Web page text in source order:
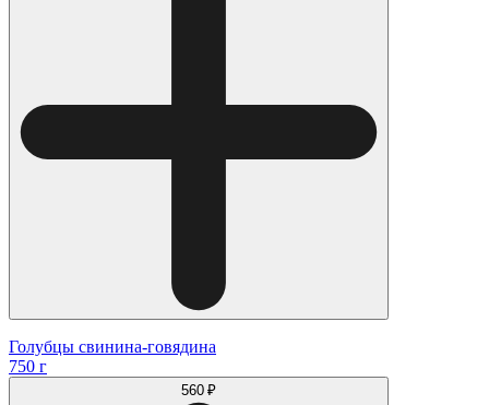
Голубцы свинина-говядина
750 г
560 ₽